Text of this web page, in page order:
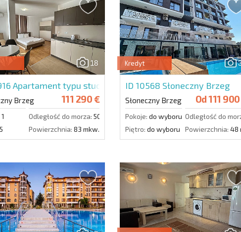
Zapisz się do
wykorzystanie swoich
18
Apartament typu studio w Villa Aria
Brzeg 111 290 €
1 Odległość do morza: 500 m.
5 Powierzchnia: 83 mkw.
Kredyt
ID 10568 Słoneczny Brzeg
Słoneczny Brzeg Od111
Pokoje: do wyboru Odległość do
Piętro: do wyboru Powierzchnia: 48